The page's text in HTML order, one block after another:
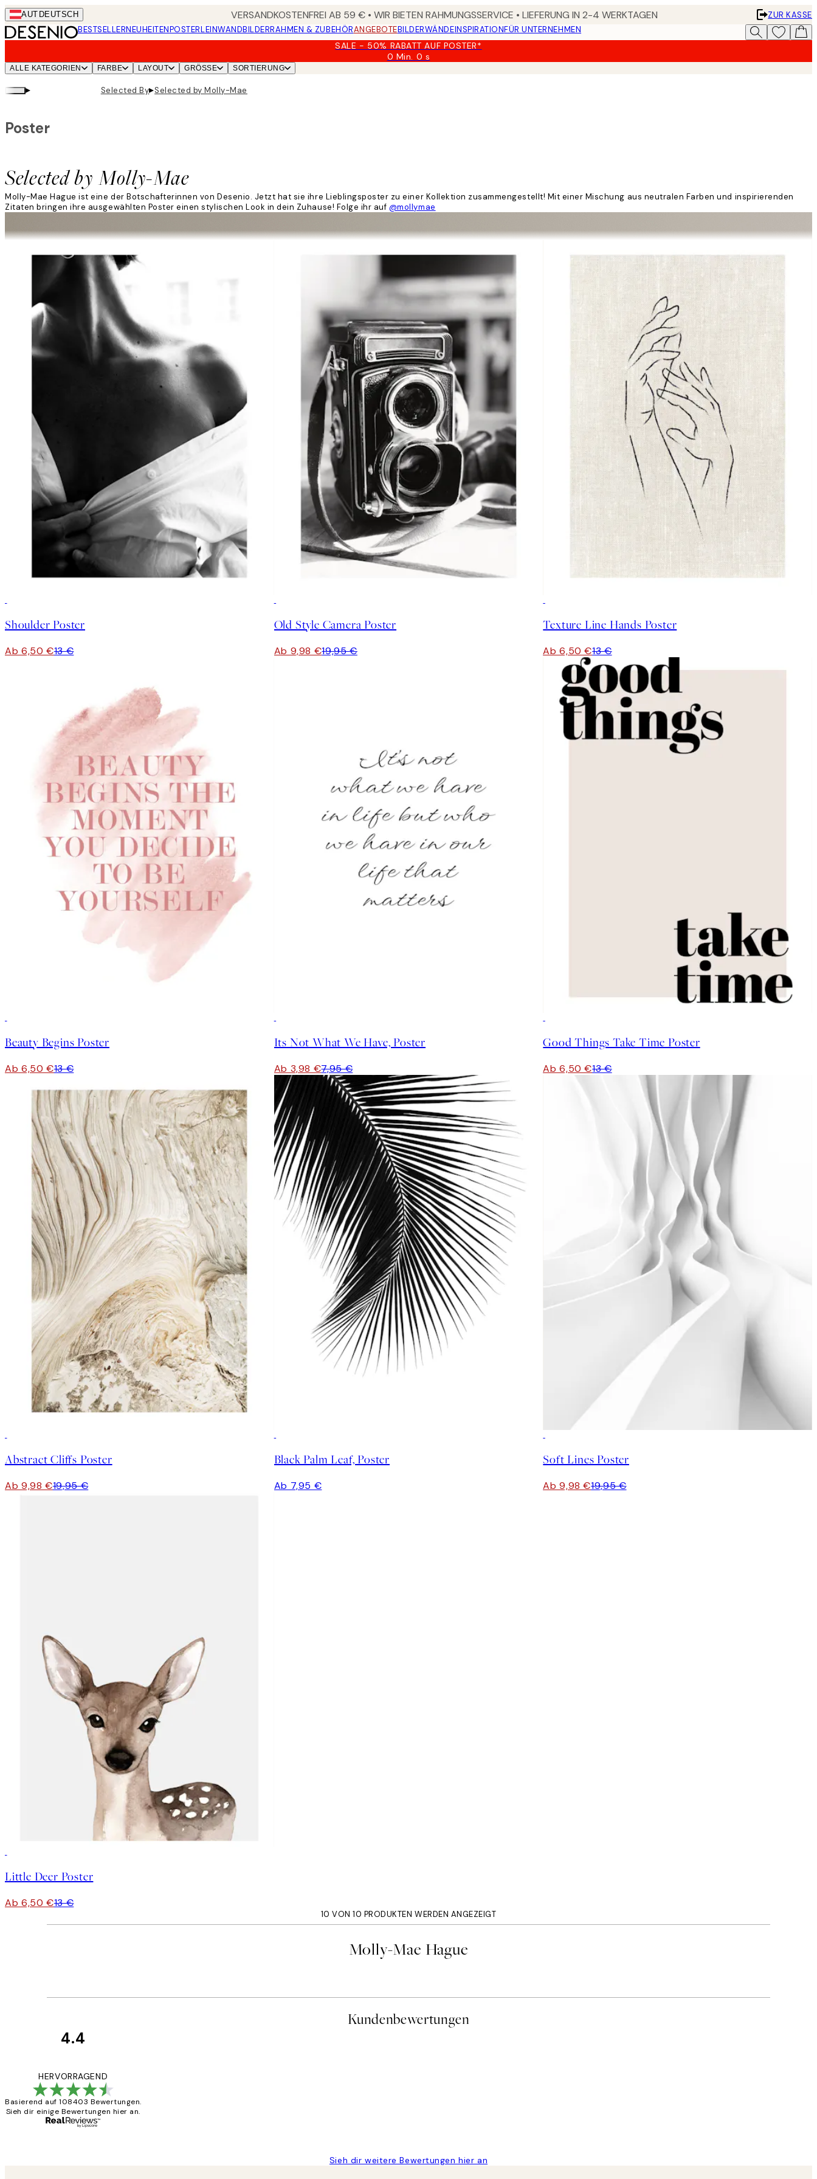
Skip
to
main
AUT DEUTSCH VERSANDKOSTENFREI AB 59 € • WIR BIETEN RAHMUNGSSERVICE • LIEFERUNG IN 2-4 WERKTAGEN
ZUR KASSE
BESTSELLERNEUHEITENPOSTERLEINWANDBILDERRAHMEN & ZUBEHÖRANGEBOTEBILDERWÄNDEINSPIRATIONFÜR UNTERNEHMEN
SALE - 50% RABATT AUF POSTER*
0 Min. 0 s
Gültig
ALLE KATEGORIEN FARBE LAYOUT GRÖSSE SORTIERUNG
▸ Selected By▸Selected by Molly-Mae
Selected by Molly-Mae
Poster
Molly-Mae Hague ist eine der Botschafterinnen von Desenio. Jetzt hat sie ihre Lieblingsposter zu einer Kollektion zusammengestellt! Mit einer Mischung aus neutralen Farben und inspirierenden
Zitaten bringen ihre ausgewählten Poster einen stylischen Look in dein Zuhause! Folge ihr auf @mollymae
Shoulder Poster
Ab 6,50 €13 €
Old Style Camera Poster
Ab 9,98 €19,95 €
Texture Line Hands Poster
Ab 6,50 €13 €
Beauty Begins Poster
Ab 6,50 €13 €
Its Not What We Have, Poster
Ab 3,98 €7,95 €
Good Things Take Time Poster
Ab 6,50 €13 €
Abstract Cliffs Poster
Ab 9,98 €19,95 €
Black Palm Leaf, Poster
Ab 7,95 €
Soft Lines Poster
Ab 9,98 €19,95 €
Little Deer Poster
Ab 6,50 €13 €
10 VON 10 PRODUKTEN WERDEN ANGEZEIGT
Molly-Mae Hague
Kundenbewertungen
4.4
HERVORRAGEND
Basierend auf 108403 Bewertungen.
Sieh dir einige Bewertungen hier an.
Sieh dir weitere Bewertungen hier an